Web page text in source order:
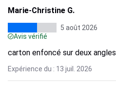
Marie-Christine G.
5 août 2026
Avis vérifié
carton enfoncé sur deux angles
Expérience du : 13 juil. 2026